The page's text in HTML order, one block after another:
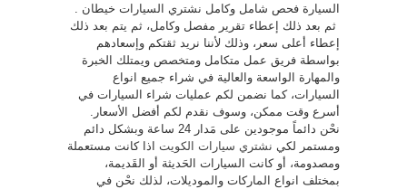
السيارة فحص شامل وكامل نشتري السيارات خيطان .
ثم بعد ذلك إعطاء تقرير مفصل وكامل، ثم يتم بعد ذلك
إعطاء أعلى سعر، وذلك لأننا نريد ثقتكم وإسعادهم
بواسطة فريق عمل متكامل ومتخصص ويمتلك الخبرة
والمهارة الواسعة والعالية في شراء جميع انواع
السيارات، كما نضمن لكم عمليات شراء السيارات في
أسرع وقت ممكن، وسوف نقدم لكم أفضل الأسعار.
نحْن دائماً موجودين على مَدار 24 ساعة وبشكل دائم
ومستمر لكي نشتري سيارات الكويت اذا كانت مستعملة
ومصدومة، أو كانت السيارات الحَديثة أو القَديمة،
بمختلف انواع الماركات والموديلات، لذلك نحْن في